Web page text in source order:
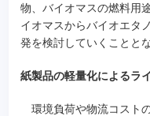
物、バイオマスの燃料用
イオマスからバイオエタ
発を検討していくこととな
紙製品の軽量化によるラ
環境負荷や物流コスト